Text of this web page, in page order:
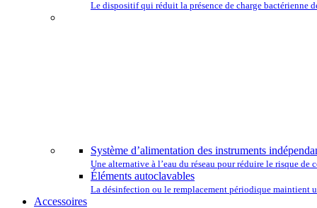
Le dispositif qui réduit la présence de charge bactérienne
Système d’alimentation des instruments
Une alternative à l’eau du réseau pour réduire le risque
Éléments autoclavables
La désinfection ou le remplacement périodique maintient
Accessoires